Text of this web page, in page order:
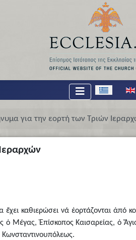
Επιλέξτε τη
για την εορτή των Τριών
καθιερώσει νά ἑορτάζονται ἀπό
ὁ Μέγας, Ἐπίσκοπος Καισαρείας, ὁ